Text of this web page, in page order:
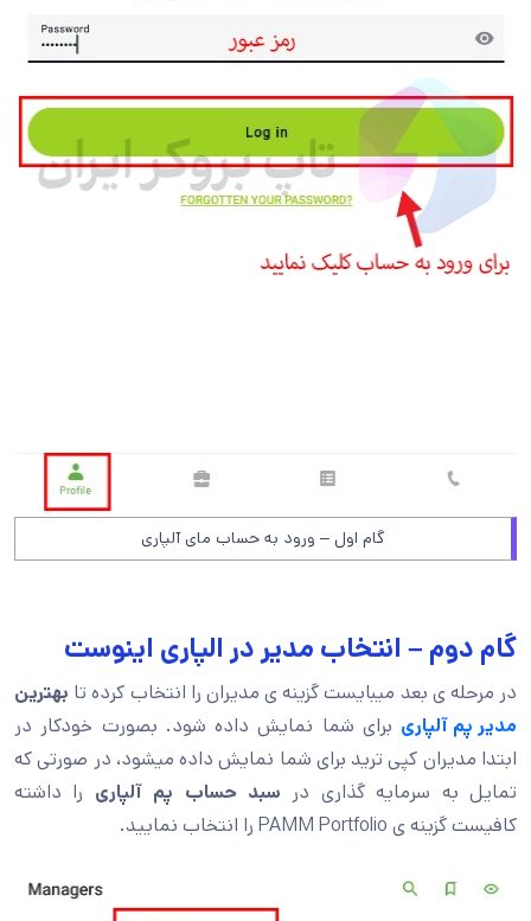
گام اول – ورود به حساب مای آلپاری
گام دوم – انتخاب مدیر در الپاری اینوست
در مرحله ی بعد میبایست گزینه ی مدیران را انتخاب کرده تا بهترین
مدیر پم آلپاری برای شما نمایش داده شود. بصورت خودکار در
ابتدا مدیران کپی ترید برای شما نمایش داده میشود، در صورتی که
تمایل به سرمایه گذاری در سبد حساب پم آلپاری را داشته
کافیست گزینه ی PAMM Portfolio را انتخاب نمایید.